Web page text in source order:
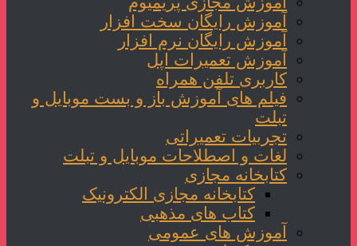
آموزش رایگان سخت افزار
آموزش رایگان نرم افزار
آموزش تعمیرات اپل
کاربری تلفن همراه
فیلم های آموزش باز و بست موبایل و
تبلت
تجربیات تعمیراتی
لغات و اصطلاحات موبایل و تبلت
کتابخانه مجازی
کتابخانه مجازی الکترونیک
کتاب های مذهبی
آموزش های عمومی